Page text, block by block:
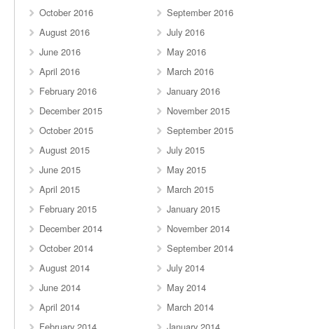
October 2016
September 2016
August 2016
July 2016
June 2016
May 2016
April 2016
March 2016
February 2016
January 2016
December 2015
November 2015
October 2015
September 2015
August 2015
July 2015
June 2015
May 2015
April 2015
March 2015
February 2015
January 2015
December 2014
November 2014
October 2014
September 2014
August 2014
July 2014
June 2014
May 2014
April 2014
March 2014